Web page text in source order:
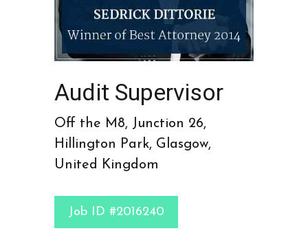
Audit Supervisor
Off the M8, Junction 26,
Hillington Park, Glasgow,
United Kingdom
Job ID #2016240